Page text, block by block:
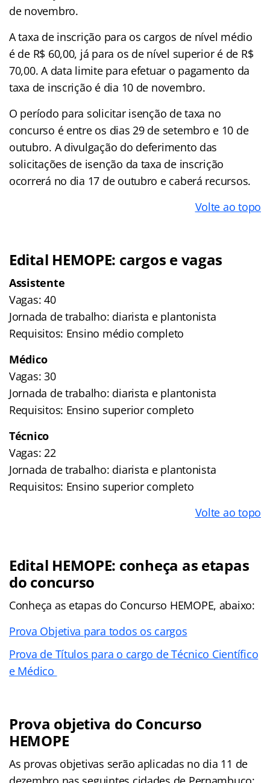
de novembro.
A taxa de inscrição para os cargos de nível médio
é de R$ 60,00, já para os de nível superior é de R$
70,00. A data limite para efetuar o pagamento da
taxa de inscrição é dia 10 de novembro.
O período para solicitar isenção de taxa no
concurso é entre os dias 29 de setembro e 10 de
outubro. A divulgação do deferimento das
solicitações de isenção da taxa de inscrição
ocorrerá no dia 17 de outubro e caberá recursos.
Volte ao topo
Edital HEMOPE: cargos e vagas
Assistente
Vagas: 40
Jornada de trabalho: diarista e plantonista
Requisitos: Ensino médio completo
Médico
Vagas: 30
Jornada de trabalho: diarista e plantonista
Requisitos: Ensino superior completo
Técnico
Vagas: 22
Jornada de trabalho: diarista e plantonista
Requisitos: Ensino superior completo
Volte ao topo
Edital HEMOPE: conheça as etapas
do concurso
Conheça as etapas do Concurso HEMOPE, abaixo:
Prova Objetiva para todos os cargos
Prova de Títulos para o cargo de Técnico Científico
e Médico
Prova objetiva do Concurso
HEMOPE
As provas objetivas serão aplicadas no dia 11 de